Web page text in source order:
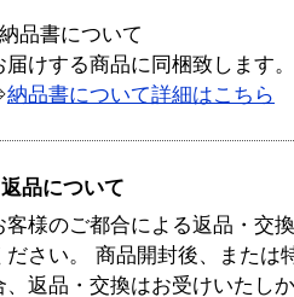
品書について
届けする商品に同梱致します。
納品書について詳細はこちら
返品について
客様のご都合による返品・交
ださい。 商品開封後、または
、返品・交換はお受けいたし